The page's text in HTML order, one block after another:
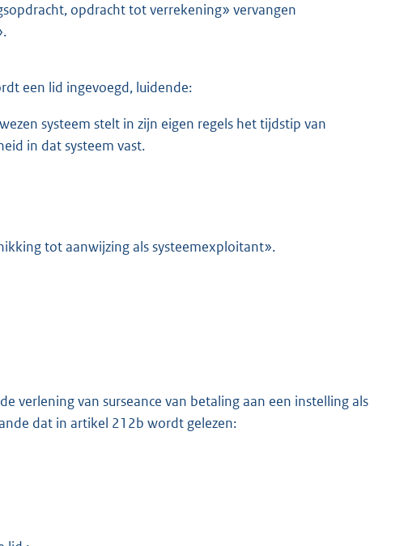
opdracht tot verrekening» vervangen
een lid ingevoegd, luidende:
systeem stelt in zijn eigen regels het tijdstip van
in dat systeem vast.
tot aanwijzing als systeemexploitant».
verlening van surseance van betaling aan een instelling als
dat in artikel 212b wordt gelezen: